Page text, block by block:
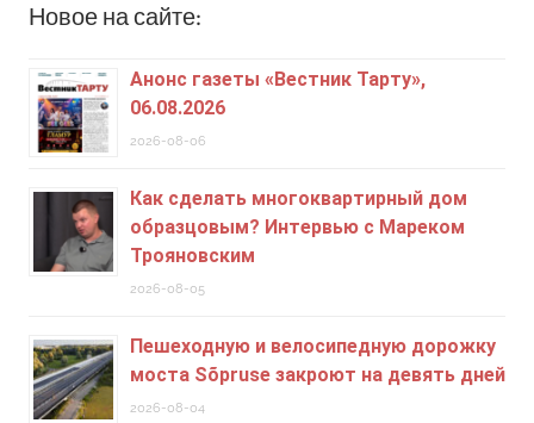
Новое на сайте:
Анонс газеты «Вестник Тарту»,
06.08.2026
2026-08-06
Как сделать многоквартирный дом
образцовым? Интервью с Мареком
Трояновским
2026-08-05
Пешеходную и велосипедную дорожку
моста Sõpruse закроют на девять дней
2026-08-04